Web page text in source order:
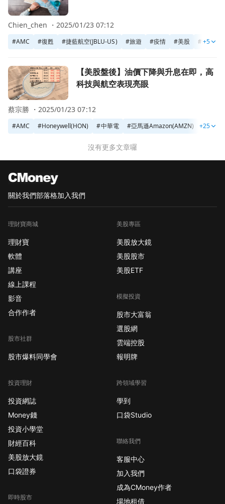
#AMC #復甦 #捷藍航空(JBLU-US) #旅遊 #疫情 #美股 #股價
+5
Chien_chen ・2025/01/23 07:12
前往【美股盤後】油價下降與升息在即，高科技與航空表現
【美股盤後】油價下降與升息在即，高
科技與航空表現亮眼
#AMC #Honeywell(HON) #中華電 #亞馬遜Amazon(AMZN) #台積電
+25
蔡宗勝 ・2025/01/23 07:12
沒有更多文章囉
關於我們部落格加入我們
理財寶商城
理財寶
軟體
講座
線上課程
影音
合作作者
股市社群
股市爆料同學會
投資理財
投資網誌
Money錢
投資小學堂
財經百科
美股放大鏡
口袋證券
即時股市
美股專區
美股放大鏡
美股股市
美股ETF
模擬投資
股市大富翁
選股網
雲端控股
報明牌
跨領域學習
學到
口袋Studio
聯絡我們
客服中心
加入我們
成為CMoney作者
場地租借